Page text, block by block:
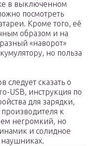
в выключенном
посмотреть
Кроме того, её
образом и на
«наворот»
но польза
следует сказать о
USB, инструкция по
для зарядки,
к
негромкий, но
и солидное